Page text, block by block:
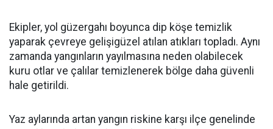
Ekipler, yol güzergahı boyunca dip köşe temizlik
yaparak çevreye gelişigüzel atılan atıkları topladı. Aynı
zamanda yangınların yayılmasına neden olabilecek
kuru otlar ve çalılar temizlenerek bölge daha güvenli
hale getirildi.
Yaz aylarında artan yangın riskine karşı ilçe genelinde